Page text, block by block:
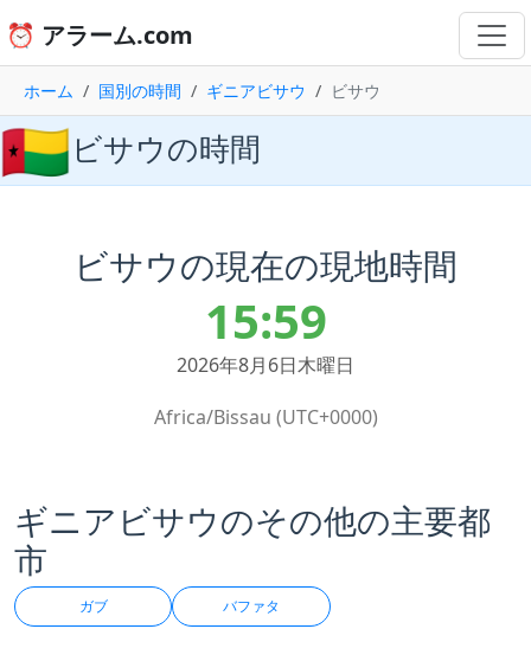
⏰ アラーム.com
ホーム 国別の時間 ギニアビサウ ビサウ
🇬🇼 ビサウの時間
ビサウの現在の現地時間
15:59
2026年8月6日木曜日
Africa/Bissau (UTC+0000)
ギニアビサウのその他の主要都
市
ガブ バファタ